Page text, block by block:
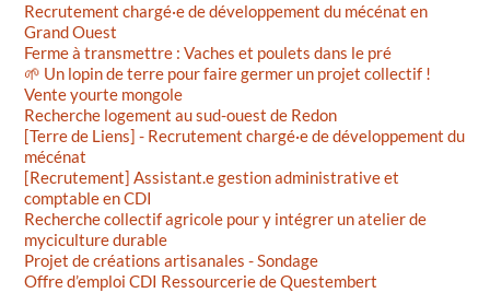
Recrutement chargé·e de développement du mécénat en
Grand Ouest
Ferme à transmettre : Vaches et poulets dans le pré
🌱 Un lopin de terre pour faire germer un projet collectif !
Vente yourte mongole
Recherche logement au sud-ouest de Redon
[Terre de Liens] - Recrutement chargé·e de développement du
mécénat
[Recrutement] Assistant.e gestion administrative et
comptable en CDI
Recherche collectif agricole pour y intégrer un atelier de
myciculture durable
Projet de créations artisanales - Sondage
Offre d’emploi CDI Ressourcerie de Questembert